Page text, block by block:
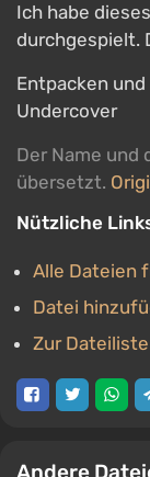
Ich habe
durchgespielt.
Entpacken
Undercover
Der Name und
übersetzt.
Nützliche
Alle Dateien
Datei
Zur